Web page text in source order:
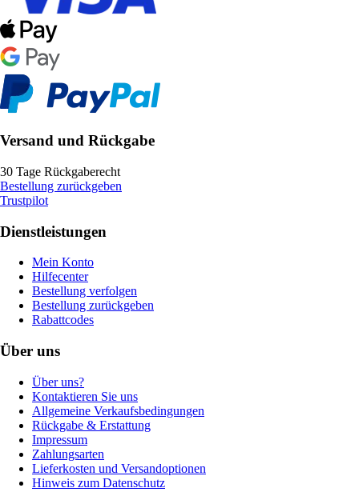
Versand und Rückgabe
30 Tage Rückgaberecht
Bestellung zurückgeben
Trustpilot
Dienstleistungen
Mein Konto
Hilfecenter
Bestellung verfolgen
Bestellung zurückgeben
Rabattcodes
Über uns
Über uns?
Kontaktieren Sie uns
Allgemeine Verkaufsbedingungen
Rückgabe & Erstattung
Impressum
Zahlungsarten
Lieferkosten und Versandoptionen
Hinweis zum Datenschutz